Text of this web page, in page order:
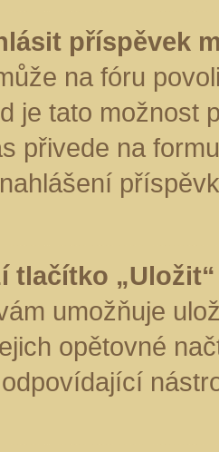
příspěvek
na fóru
je tato možnost
přivede na
tlačítko
umožňuje
opětovné